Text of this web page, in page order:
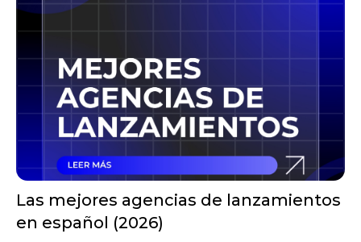
Las mejores agencias de lanzamientos
en español (2026)